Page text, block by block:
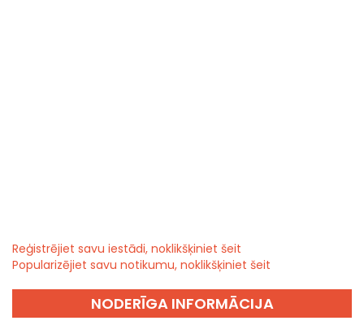
Reģistrējiet savu iestādi, noklikšķiniet šeit
Popularizējiet savu notikumu, noklikšķiniet šeit
NODERĪGA INFORMĀCIJA